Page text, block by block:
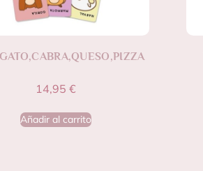
14,95 €
Añadir al carrito